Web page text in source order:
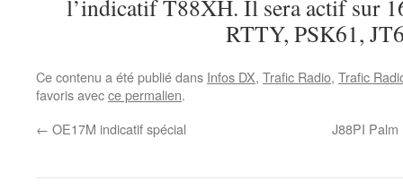
l’indicatif T88XH. Il sera actif sur
RTTY, PSK61,
Ce contenu a été publié dans Infos DX, Trafic Radio, Trafic
favoris avecce permalien.
← OE17M indicatif spécial J88PI Palm